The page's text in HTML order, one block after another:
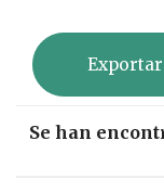
Exportar
Se han